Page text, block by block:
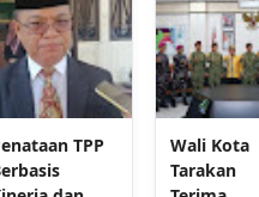
TPP
Wali Kota
Tarakan